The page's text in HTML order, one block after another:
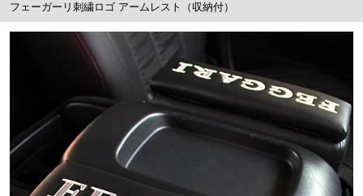
フェーガーリ刺繍ロゴ アームレスト（収納付）